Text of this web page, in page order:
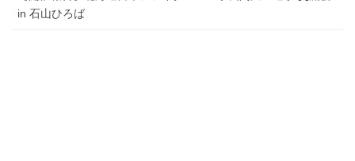
in 石山ひろば